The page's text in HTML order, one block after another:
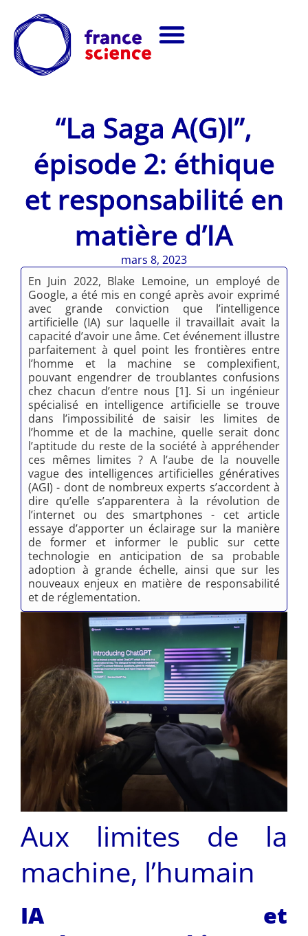
“La Saga A(G)I”,
épisode 2: éthique
et responsabilité en
matière d’IA
mars 8, 2023
En Juin 2022, Blake Lemoine, un employé de
Google, a été mis en congé après avoir exprimé
avec grande conviction que l’intelligence
artificielle (IA) sur laquelle il travaillait avait la
capacité d’avoir une âme. Cet événement illustre
parfaitement à quel point les frontières entre
l’homme et la machine se complexifient,
pouvant engendrer de troublantes confusions
chez chacun d’entre nous [1]. Si un ingénieur
spécialisé en intelligence artificielle se trouve
dans l’impossibilité de saisir les limites de
l’homme et de la machine, quelle serait donc
l’aptitude du reste de la société à appréhender
ces mêmes limites ? A l’aube de la nouvelle
vague des intelligences artificielles génératives
(AGI) - dont de nombreux experts s’accordent à
dire qu’elle s’apparentera à la révolution de
l’internet ou des smartphones - cet article
essaye d’apporter un éclairage sur la manière
de former et informer le public sur cette
technologie en anticipation de sa probable
adoption à grande échelle, ainsi que sur les
nouveaux enjeux en matière de responsabilité
et de réglementation.
Aux limites de la
machine, l’humain
IA et